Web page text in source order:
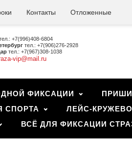
Контакты Отложенные
+7(996)408-6804
тел.: +7(906)276-2928
тел.: +7(967)308-1038
vip@mail.ru
ФИКСАЦИИ
СПОРТА ЛЕЙС-КРУЖЕВО
ВСЁ ДЛЯ ФИКСАЦИИ